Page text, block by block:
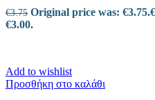
€3.75 Original price was: €3.75.€
€3.00.
Add to wishlist
Προσθήκη στο καλάθι